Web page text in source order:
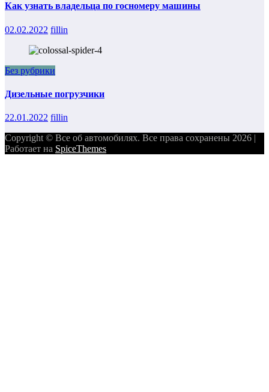
Как узнать владельца по госномеру машины
02.02.2022 fillin
Без рубрики
Дизельные погрузчики
22.01.2022 fillin
Copyright © Все об автомобилях. Все права сохранены 2026 |
Работает на SpiceThemes